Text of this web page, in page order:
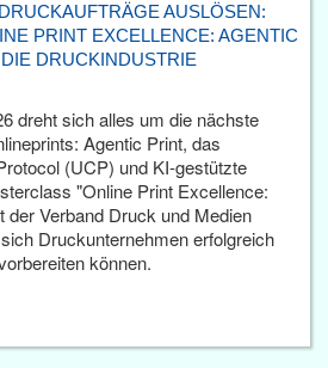
AUSLÖSEN:
PRINT EXCELLENCE: AGENTIC
DRUCKINDUSTRIE
dreht sich alles um die nächste
Agentic Print, das
(UCP) und KI-gestützte
"Online Print Excellence:
der Verband Druck und Medien
Druckunternehmen erfolgreich
können.